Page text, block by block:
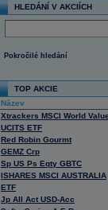
HLEDÁNÍ V AKCIÍCH
Pokročilé hledání
TOP AKCIE
Název
Xtrackers MSCI World Value
UCITS ETF
Red Robin Gourmt
GEMZ Crp
Sp US Ps Eqty GBTC
ISHARES MSCI AUSTRALIA
ETF
Jp All Act USD-Acc